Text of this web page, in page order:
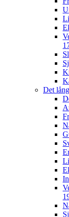
Det